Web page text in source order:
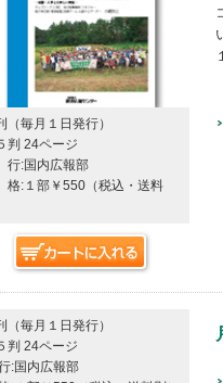
（毎月１日発行）
判 24ページ
:国内広報部
:１部￥550（税込・送料
（毎月１日発行）
判 24ページ
:国内広報部